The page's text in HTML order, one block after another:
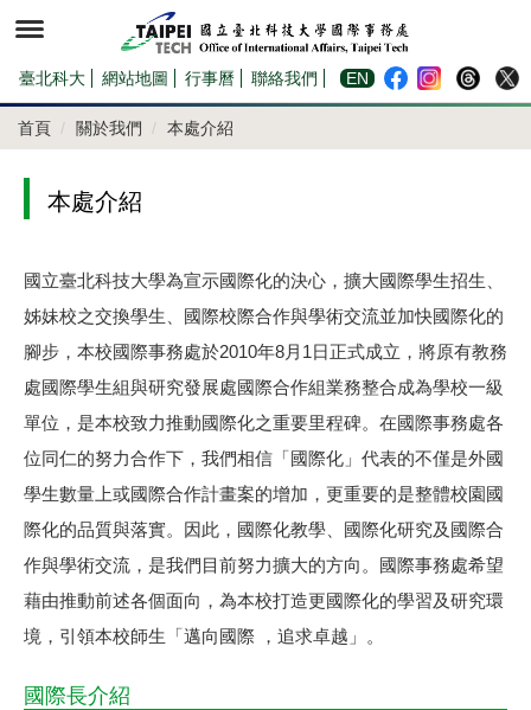
到
主
內
容
臺北科大 網站地圖 行事曆 聯絡我們 EN
首頁 關於我們 本處介紹
本處介紹
國立臺北科技大學為宣示國際化的決心，擴大國際學生招生、
姊妹校之交換學生、國際校際合作與學術交流並加快國際化的
腳步，本校國際事務處於2010年8月1日正式成立，將原有教務
處國際學生組與研究發展處國際合作組業務整合成為學校一級
單位，是本校致力推動國際化之重要里程碑。在國際事務處各
位同仁的努力合作下，我們相信「國際化」代表的不僅是外國
學生數量上或國際合作計畫案的增加，更重要的是整體校園國
際化的品質與落實。因此，國際化教學、國際化研究及國際合
作與學術交流，是我們目前努力擴大的方向。國際事務處希望
藉由推動前述各個面向，為本校打造更國際化的學習及研究環
境，引領本校師生「邁向國際 ，追求卓越」。
國際長介紹